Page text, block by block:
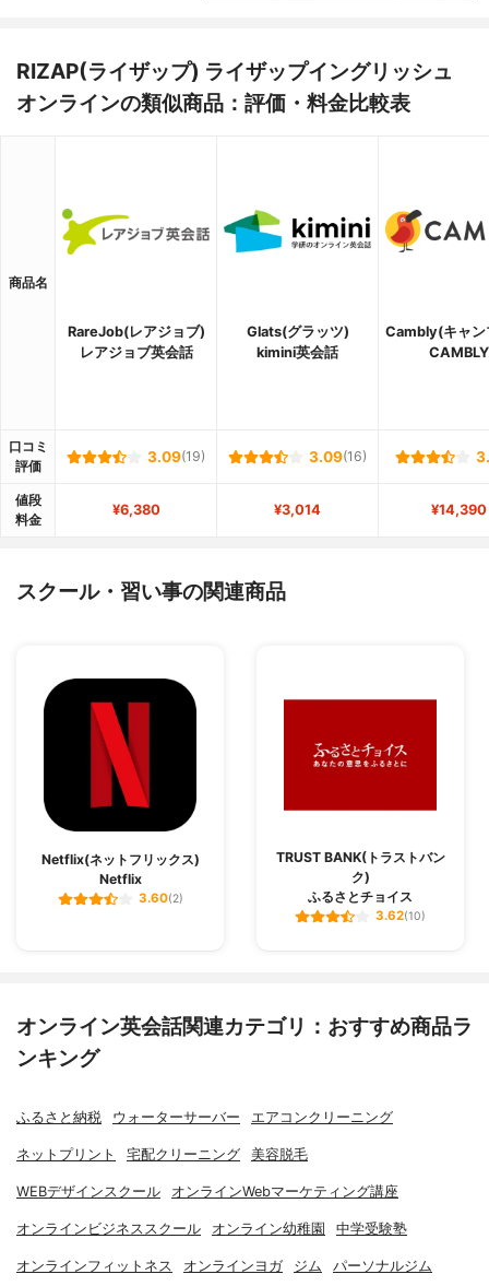
RIZAP(ライザップ) ライザップイングリッシュ
オンラインの類似商品：評価・料金比較表
商品名
RareJob(レアジョブ)
レアジョブ英会話
Glats(グラッツ)
kimini英会話
Cambly(キャン
CAMBLY
口コミ
評価
3.09(19) 3.09(16)
値段
料金
¥6,380 ¥3,014 ¥14,390
スクール・習い事の関連商品
Netflix(ネットフリックス)
Netflix
3.60(2)
TRUST BANK(トラストバン
ク)
ふるさとチョイス
3.62(10)
オンライン英会話関連カテゴリ：おすすめ商品ラ
ンキング
ふるさと納税 ウォーターサーバー エアコンクリーニング
ネットプリント 宅配クリーニング 美容脱毛
WEBデザインスクール オンラインWebマーケティング講座
オンラインビジネススクール オンライン幼稚園 中学受験塾
オンラインフィットネス オンラインヨガ ジム パーソナルジム